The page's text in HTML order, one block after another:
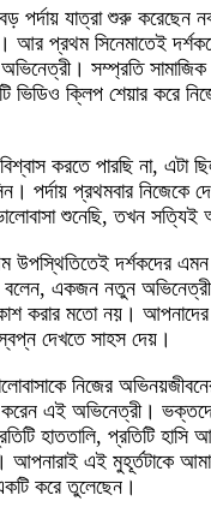
পর্দায় যাত্রা শুরু করেছেন
আর প্রথম সিনেমাতেই
সম্প্রতি সামাজিক
ভিডিও ক্লিপ শেয়ার করে
করতে পারছি না, এটা
পর্দায় প্রথমবার নিজেকে
শুনেছি, তখন
উপস্থিতিতেই দর্শকদের
বলেন, একজন নতুন অভিনেত্রী
করার মতো নয়। আপনাদের
দেখতে সাহস দেয়।
নিজের
এই অভিনেত্রী।
হাততালি, প্রতিটি হাসি
এই মুহূর্তটাকে
করে তুলেছেন।